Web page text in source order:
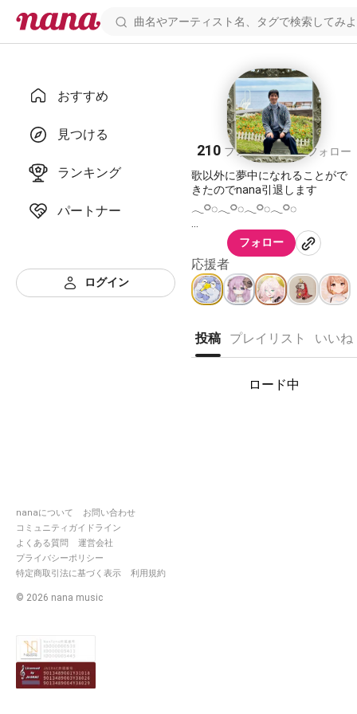
おすすめ
見つける
ランキング
パートナー
ログイン
nanaについて
お問い合わせ
コミュニティガイドライン
よくある質問
運営会社
プライバシーポリシー
特定商取引法に基づく表示
利用規約
© 2026 nana music
ATSUKI
210 フォロワー165 フォロー
歌以外に夢中になれることがで
きたのでnana引退します
𓂃𓋪◌𓂃𓋪◌𓂃𓋪◌𓂃𓋪◌
ありがとうございました💐🧢
꙳✧˖°⌖ 2021年5月〜2025年6月
꙳✧˖°⌖
人生で一番歌を楽しめた4年間
フォロー
応援者
投稿 プレイリスト いいね
ロード中